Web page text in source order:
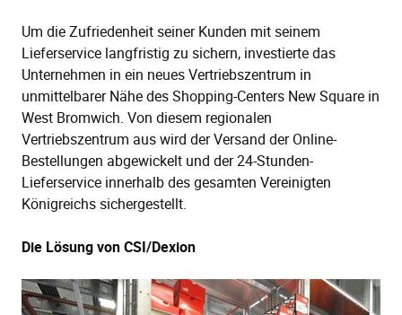
Um die Zufriedenheit seiner Kunden mit seinem
Lieferservice langfristig zu sichern, investierte das
Unternehmen in ein neues Vertriebszentrum in
unmittelbarer Nähe des Shopping-Centers New Square in
West Bromwich. Von diesem regionalen
Vertriebszentrum aus wird der Versand der Online-
Bestellungen abgewickelt und der 24-Stunden-
Lieferservice innerhalb des gesamten Vereinigten
Königreichs sichergestellt.
Die Lösung vonCSI/Dexion